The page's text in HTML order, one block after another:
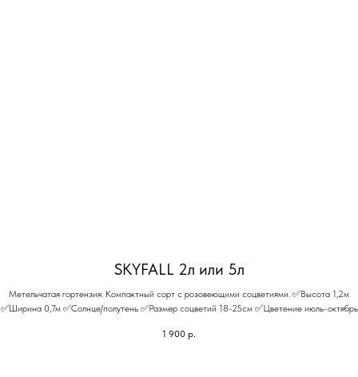
SKYFALL 2л или 5л
Метельчатая гортензия. Компактный сорт с розовеющими соцветиями. ✅Высота 1,2м
✅Ширина 0,7м ✅Солнце/полутень ✅Размер соцветий 18-25см ✅Цветение июль-октябрь
1 900 р.